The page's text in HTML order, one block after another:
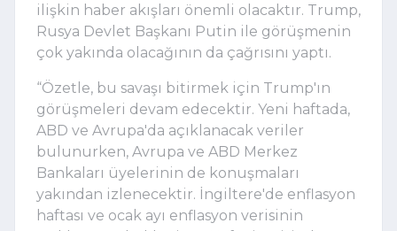
ilişkin haber akışları önemli olacaktır. Trump,
Rusya Devlet Başkanı Putin ile görüşmenin
çok yakında olacağının da çağrısını yaptı.
“Özetle, bu savaşı bitirmek için Trump'ın
görüşmeleri devam edecektir. Yeni haftada,
ABD ve Avrupa'da açıklanacak veriler
bulunurken, Avrupa ve ABD Merkez
Bankaları üyelerinin de konuşmaları
yakından izlenecektir. İngiltere'de enflasyon
haftası ve ocak ayı enflasyon verisinin